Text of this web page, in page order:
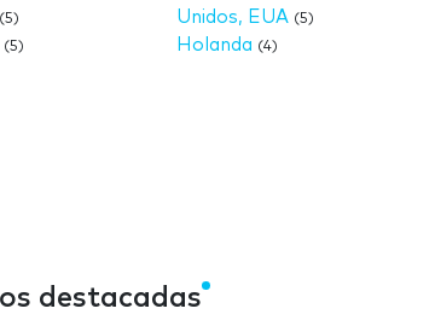
(5)
(5)
Unidos, EUA (5)
Holanda (4)
destacadas